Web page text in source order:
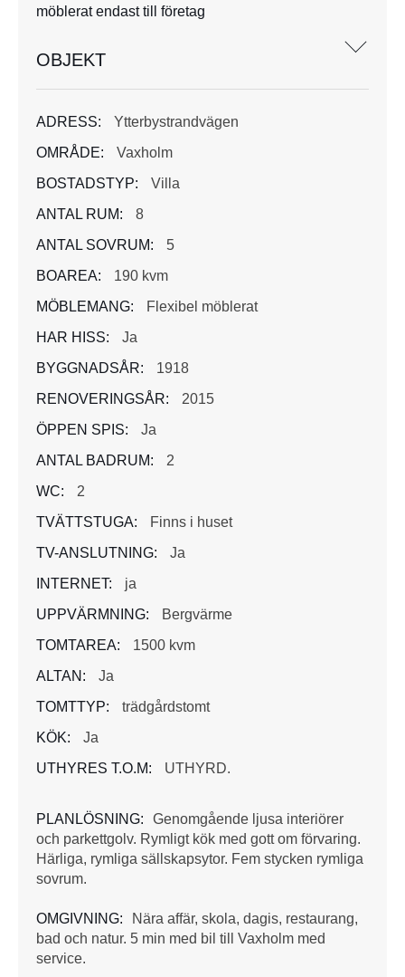
möblerat endast till företag
OBJEKT
ADRESS:
Ytterbystrandvägen
OMRÅDE:
Vaxholm
BOSTADSTYP:
Villa
ANTAL RUM:
8
ANTAL SOVRUM:
5
BOAREA:
190 kvm
MÖBLEMANG:
Flexibel möblerat
HAR HISS:
Ja
BYGGNADSÅR:
1918
RENOVERINGSÅR:
2015
ÖPPEN SPIS:
Ja
ANTAL BADRUM:
2
WC:
2
TVÄTTSTUGA:
Finns i huset
TV-ANSLUTNING:
Ja
INTERNET:
ja
UPPVÄRMNING:
Bergvärme
TOMTAREA:
1500 kvm
ALTAN:
Ja
TOMTTYP:
trädgårdstomt
KÖK:
Ja
UTHYRES T.O.M:
UTHYRD.
PLANLÖSNING:
Genomgående ljusa interiörer
och parkettgolv. Rymligt kök med gott om förvaring.
Härliga, rymliga sällskapsytor. Fem stycken rymliga
sovrum.
OMGIVNING:
Nära affär, skola, dagis, restaurang,
bad och natur. 5 min med bil till Vaxholm med
service.